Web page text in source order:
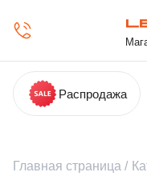
Распродажа
Главная страница /